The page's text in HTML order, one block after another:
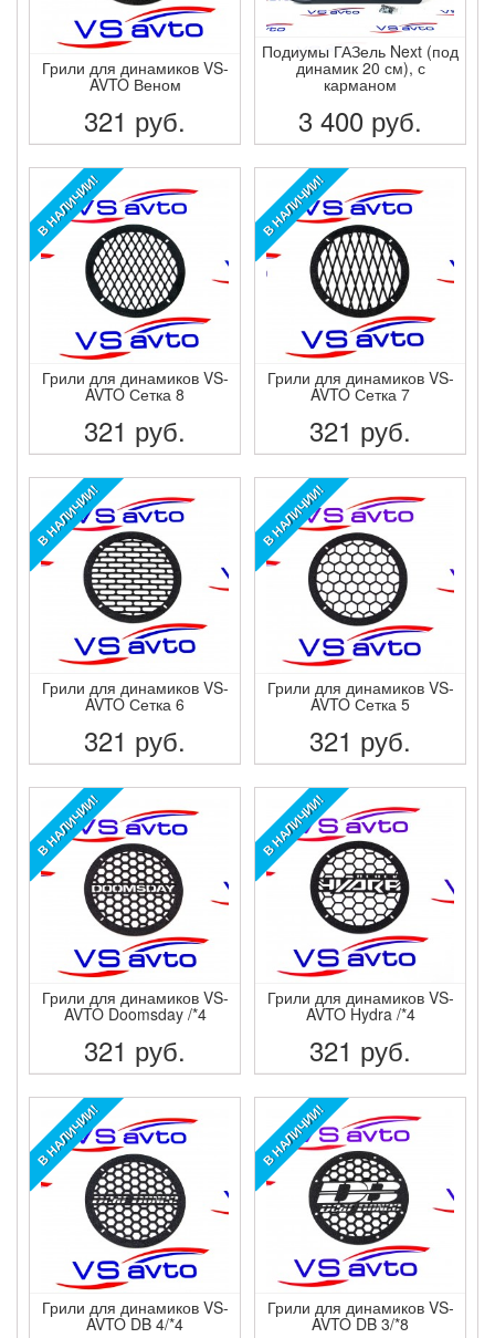
Грили для динамиков VS-
AVTO Веном
321 руб.
ПОДРОБНЕЕ
Подиумы ГАЗель Next (под
динамик 20 см), с
карманом
3 400 руб.
ПОДРОБНЕЕ
В НАЛИЧИИ!
Грили для динамиков VS-
AVTO Сетка 8
321 руб.
ПОДРОБНЕЕ
В НАЛИЧИИ!
Грили для динамиков VS-
AVTO Сетка 7
321 руб.
ПОДРОБНЕЕ
В НАЛИЧИИ!
Грили для динамиков VS-
AVTO Сетка 6
321 руб.
ПОДРОБНЕЕ
В НАЛИЧИИ!
Грили для динамиков VS-
AVTO Сетка 5
321 руб.
ПОДРОБНЕЕ
В НАЛИЧИИ!
Грили для динамиков VS-
AVTO Doomsday /*4
321 руб.
ПОДРОБНЕЕ
В НАЛИЧИИ!
Грили для динамиков VS-
AVTO Hydra /*4
321 руб.
ПОДРОБНЕЕ
В НАЛИЧИИ!
Грили для динамиков VS-
AVTO DB 4/*4
В НАЛИЧИИ!
Грили для динамиков VS-
AVTO DB 3/*8